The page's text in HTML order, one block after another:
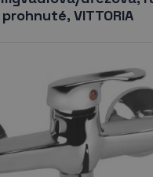
prohnuté, VITTORIA